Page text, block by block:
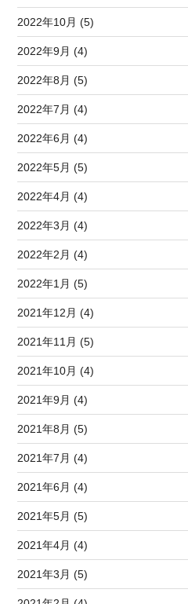
2022年10月 (5)
2022年9月 (4)
2022年8月 (5)
2022年7月 (4)
2022年6月 (4)
2022年5月 (5)
2022年4月 (4)
2022年3月 (4)
2022年2月 (4)
2022年1月 (5)
2021年12月 (4)
2021年11月 (5)
2021年10月 (4)
2021年9月 (4)
2021年8月 (5)
2021年7月 (4)
2021年6月 (4)
2021年5月 (5)
2021年4月 (4)
2021年3月 (5)